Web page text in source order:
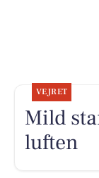
VEJRET
Mild
luften